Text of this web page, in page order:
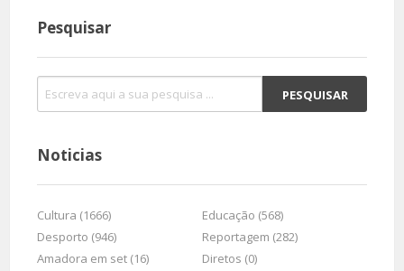
Pesquisar
Noticias
Cultura (1666)
Educação (568)
Desporto (946)
Reportagem (282)
Amadora em set (16)
Diretos (0)